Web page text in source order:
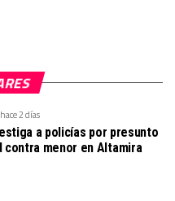
hace 2 días
a policías por presunto
contra menor en Altamira